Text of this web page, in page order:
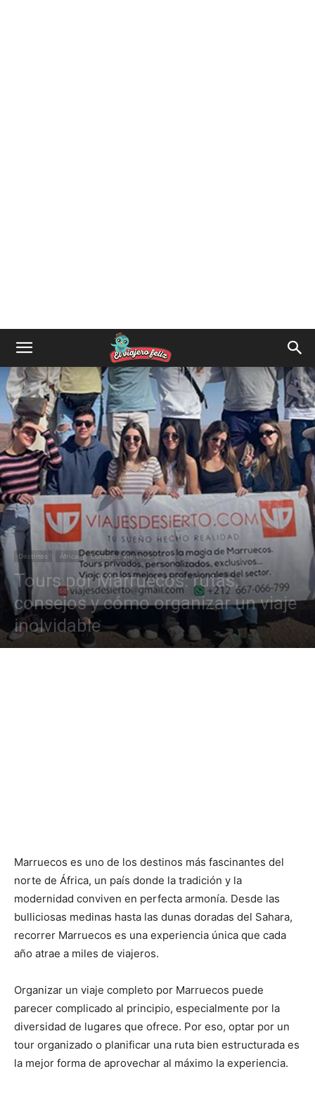
Destinos África Consejos Viajeros
Tours por Marruecos: rutas,
consejos y cómo organizar un viaje
inolvidable
Marruecos es uno de los destinos más fascinantes del
norte de África, un país donde la tradición y la
modernidad conviven en perfecta armonía. Desde las
bulliciosas medinas hasta las dunas doradas del Sahara,
recorrer Marruecos es una experiencia única que cada
año atrae a miles de viajeros.
Organizar un viaje completo por Marruecos puede
parecer complicado al principio, especialmente por la
diversidad de lugares que ofrece. Por eso, optar por un
tour organizado o planificar una ruta bien estructurada es
la mejor forma de aprovechar al máximo la experiencia.